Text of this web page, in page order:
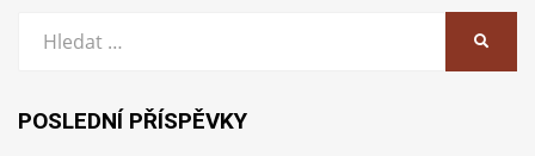
POSLEDNÍ PŘÍSPĚVKY